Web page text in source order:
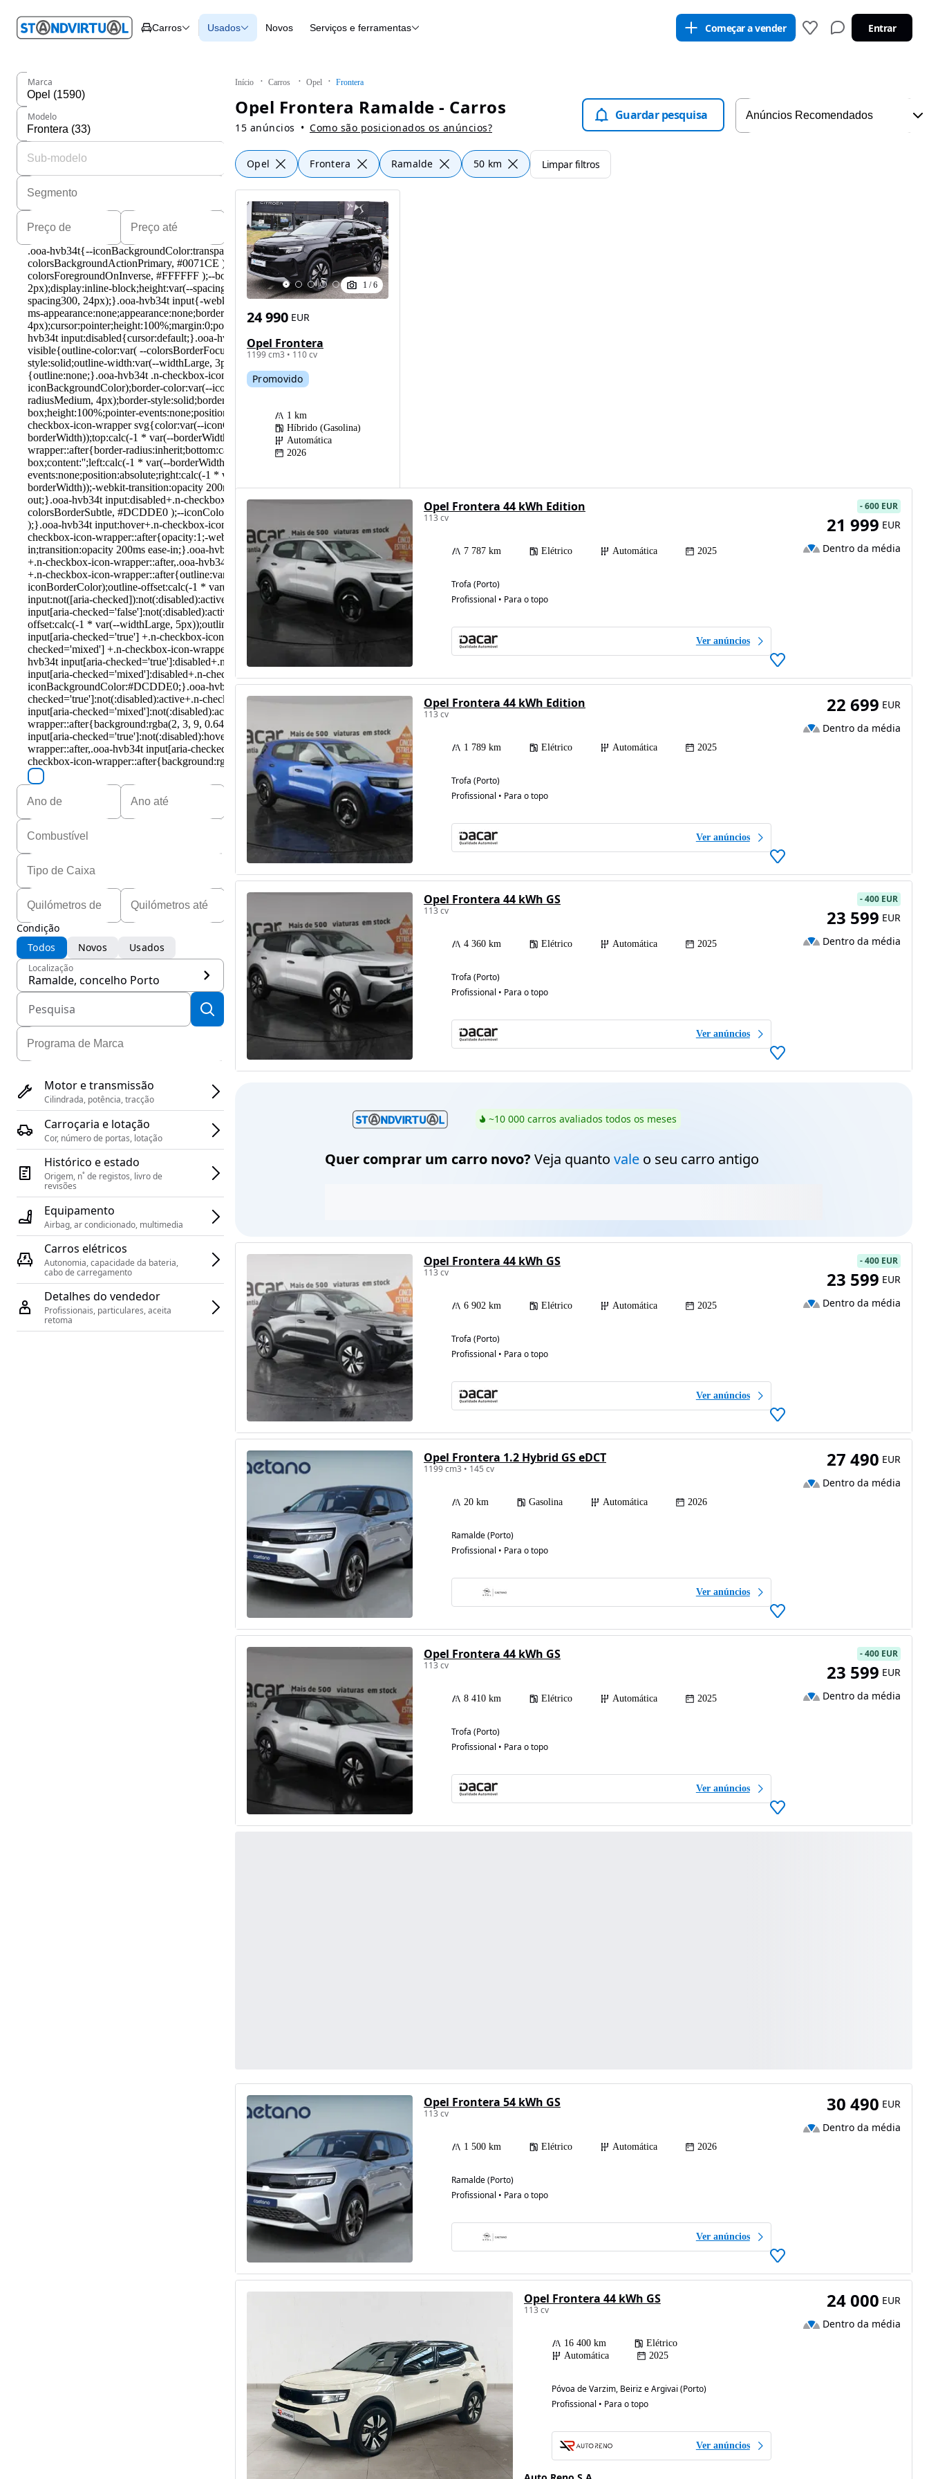
em
Carros Carros
Comerciais
Carros
Todos os carros
Novos
Usados Novos
Histórico do veículo
Serviços e ferramentas Começar a vender Entrar
Início Carros Opel Frontera
Opel Frontera Ramalde - Carros
15 anúncios Como são posicionados os anúncios?
Guardar pesquisa
Opel Frontera Ramalde 50 km Limpar filtros
Marca
Modelo
Possibilidade de
financiamento
Condição
Todos
Novos Usados
Localização
Ramalde, concelho Porto
Motor e transmissão
Cilindrada, potência, tracção
Carroçaria e lotação
Cor, número de portas, lotação
Histórico e estado
Origem, n˚ de registos, livro de
revisões
Equipamento
Airbag, ar condicionado, multimedia
Carros elétricos
Autonomia, capacidade da bateria,
cabo de carregamento
Detalhes do vendedor
Profissionais, particulares, aceita
retoma
1 /6
Opel Frontera
1199 cm3 • 110 cv
24 990 EUR
Promovido
1 km
Híbrido (Gasolina)
Automática
2026
Opel Frontera 44 kWh Edition
113 cv
7 787 km Elétrico Automática 2025
Trofa (Porto)
Profissional • Para o topo
Ver anúncios
-600 EUR
21 999 EUR
Dentro da média
Opel Frontera 44 kWh Edition
113 cv
1 789 km Elétrico Automática 2025
Trofa (Porto)
Profissional • Para o topo
Ver anúncios
22 699 EUR
Dentro da média
Opel Frontera 44 kWh GS
113 cv
4 360 km Elétrico Automática 2025
Trofa (Porto)
Profissional • Para o topo
Ver anúncios
-400 EUR
23 599 EUR
Dentro da média
~10 000 carros avaliados todos os meses
Quer comprar um carro novo? Veja quanto valeo seu carro antigo
Opel Frontera 44 kWh GS
113 cv
6 902 km Elétrico Automática 2025
Trofa (Porto)
Profissional • Para o topo
Ver anúncios
-400 EUR
23 599 EUR
Dentro da média
Opel Frontera 1.2 Hybrid GS eDCT
1199 cm3 • 145 cv
20 km Gasolina Automática 2026
Ramalde (Porto)
Profissional • Para o topo
Ver anúncios
27 490 EUR
Dentro da média
Opel Frontera 44 kWh GS
113 cv
8 410 km Elétrico Automática 2025
Trofa (Porto)
Profissional • Para o topo
Ver anúncios
-400 EUR
23 599 EUR
Dentro da média
Opel Frontera 54 kWh GS
113 cv
1 500 km Elétrico Automática 2026
Ramalde (Porto)
Profissional • Para o topo
Ver anúncios
30 490 EUR
Dentro da média
Opel Frontera 44 kWh GS
113 cv
16 400 km
Elétrico
Automática
2025
Póvoa de Varzim, Beiriz e Argivai (Porto)
Profissional • Para o topo
Ver anúncios
24 000 EUR
Dentro da média